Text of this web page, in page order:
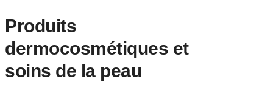
Produits
dermocosmétiques et
soins de la peau